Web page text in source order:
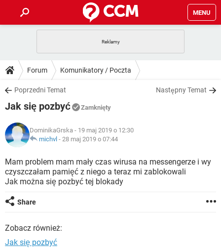
MENU
GRY WHATSAPP
SPOTIFY
INSTAGRAM
WINDOWS 10
PORADY
PlayStation TIKTOK
INSTAGRAM FACEBOOK
WINDOWS 10
DO POBRANIA
ANDROID
GRY
IOS
INSTAGRAM FACEBOOK
WINDOWS 10
COVID-19 TIKTOK
GRY
SPOTIFY NETFLIX
INSTAGRAM FACEBOOK
WINDOWS 10
ARTYKUŁY
COVID-19 TIKTOK
GRY WHATSAPP
INSTAGRAM
WINDOWS 10
Forum Komunikatory / Poczta
Poprzedni Temat Następny Temat
Jak się pozbyć Zamknięty
DominikaGrska - 19 maj 2019 o 12:30
michvl - 28 maj 2019 o 07:44
Mam problem mam mały czas wirusa na messengerze i wy
czyszczałam pamięć z niego a teraz mi zablokowali
Jak można się pozbyć tej blokady
Share
Zobacz również:
Jak się pozbyć